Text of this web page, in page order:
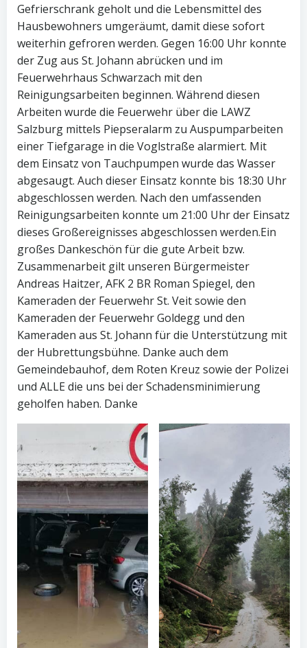
Gefrierschrank geholt und die Lebensmittel des
Hausbewohners umgeräumt, damit diese sofort
weiterhin gefroren werden. Gegen 16:00 Uhr konnte
der Zug aus St. Johann abrücken und im
Feuerwehrhaus Schwarzach mit den
Reinigungsarbeiten beginnen. Während diesen
Arbeiten wurde die Feuerwehr über die LAWZ
Salzburg mittels Piepseralarm zu Auspumparbeiten
einer Tiefgarage in die Voglstraße alarmiert. Mit
dem Einsatz von Tauchpumpen wurde das Wasser
abgesaugt. Auch dieser Einsatz konnte bis 18:30 Uhr
abgeschlossen werden. Nach den umfassenden
Reinigungsarbeiten konnte um 21:00 Uhr der Einsatz
dieses Großereignisses abgeschlossen werden.Ein
großes Dankeschön für die gute Arbeit bzw.
Zusammenarbeit gilt unseren Bürgermeister
Andreas Haitzer, AFK 2 BR Roman Spiegel, den
Kameraden der Feuerwehr St. Veit sowie den
Kameraden der Feuerwehr Goldegg und den
Kameraden aus St. Johann für die Unterstützung mit
der Hubrettungsbühne. Danke auch dem
Gemeindebauhof, dem Roten Kreuz sowie der Polizei
und ALLE die uns bei der Schadensminimierung
geholfen haben. Danke